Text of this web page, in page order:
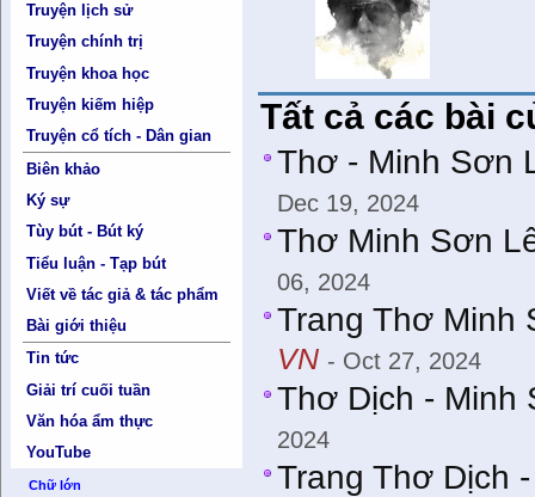
Truyện lịch sử
Truyện chính trị
Truyện khoa học
Truyện kiếm hiệp
Truyện cổ tích - Dân gian
Biên khảo
Ký sự
Tùy bút - Bút ký
Tiểu luận - Tạp bút
Viết về tác giả & tác phẩm
Bài giới thiệu
Tin tức
Giải trí cuối tuần
Văn hóa ẩm thực
YouTube
Chữ lớn
Tất cả các bài
Thơ - Minh Sơn
Dec 19, 2024
Thơ Minh Sơn
06, 2024
Trang Thơ Minh
VN - Oct 27, 2024
Thơ Dịch - Minh
2024
Trang Thơ Dịch